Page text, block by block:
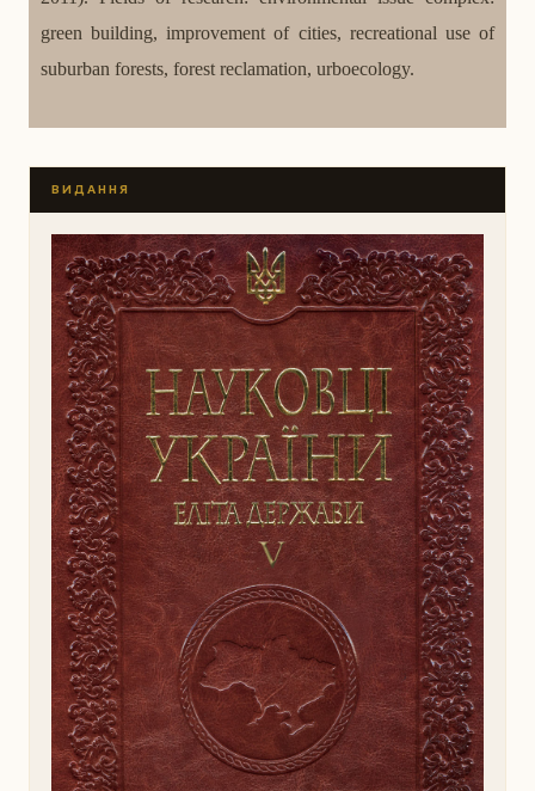
green building, improvement of cities, recreational use of
suburban forests, forest reclamation, urboecology.
ВИДАННЯ